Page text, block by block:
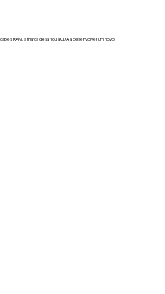
RAM, a marca desafiou a CDA a desenvolver um novo